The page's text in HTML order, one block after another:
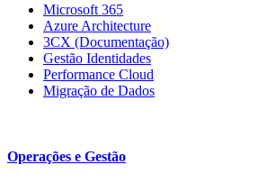
Microsoft 365
Azure Architecture
3CX (Documentação)
Gestão Identidades
Performance Cloud
Migração de Dados
Operações e Gestão